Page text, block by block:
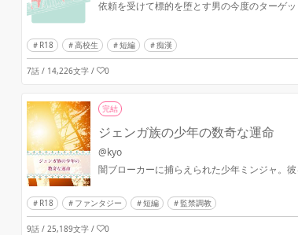
依頼を受けて標的を堕とす男の今度のターゲ
R18 高校生 短編 痴漢
7話 / 14,226文字/ 0
完結
ジェンガ族の少年の数奇な運命
@kyo
闇ブローカーに捕らえられた少年ミンジャ。
R18 ファンタジー 短編 監禁調教
9話 / 25,189文字/ 0